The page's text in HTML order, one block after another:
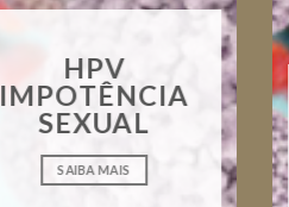
HPV
IMPOTÊNCIA
SEXUAL
SAIBA MAIS